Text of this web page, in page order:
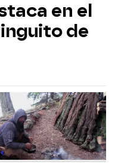
en el
de